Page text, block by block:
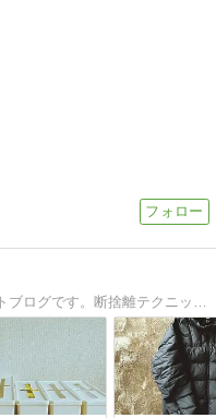
生活の最適化を目指すミニマリストブログです。断捨離テクニック・健康管理・節約術などのライフハックを中心に発信中。みんなの生活がシンプルで楽になるような記事を書いていきます。